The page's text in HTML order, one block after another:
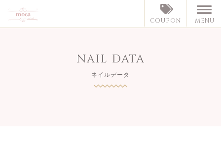
COUPON MENU
NAIL DATA
ネイルデータ